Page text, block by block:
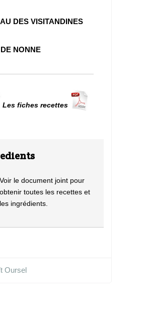
DES VISITANDINES
NONNE
Les fiches recettes
Voir le document joint pour
obtenir toutes les recettes et
les ingrédients.
Oursel